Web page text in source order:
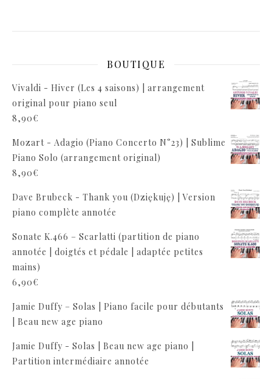
BOUTIQUE
Vivaldi - Hiver (Les 4 saisons) | arrangement
original pour piano seul
8,90€
Mozart - Adagio (Piano Concerto N°23) | Sublime
Piano Solo (arrangement original)
8,90€
Dave Brubeck - Thank you (Dziękuję) | Version
piano complète annotée
Sonate K.466 – Scarlatti (partition de piano
annotée | doigtés et pédale | adaptée petites
mains)
6,90€
Jamie Duffy – Solas | Piano facile pour débutants
| Beau new age piano
Jamie Duffy - Solas | Beau new age piano |
Partition intermédiaire annotée